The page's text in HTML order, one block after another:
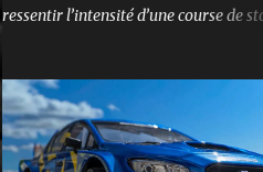
ressentir l’intensité d’une course de
bolide pas comme les autres : une
course radiocommandée à l’échelle 1/
fidèle à l’univers NASCAR, prête à